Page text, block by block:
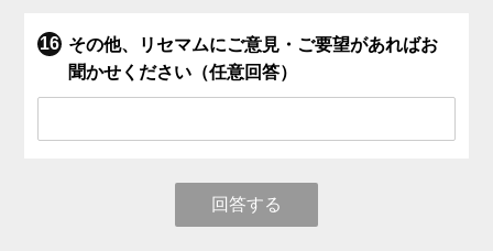
その他、リセマムにご意見・ご要望があればお
聞かせください（任意回答）
回答する